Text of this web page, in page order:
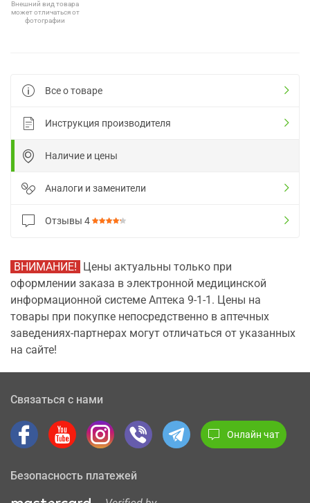
Внешний вид товара
может отличаться от
фотографии
Все о товаре
Инструкция производителя
Наличие и цены
Аналоги и заменители
Отзывы 4
ВНИМАНИЕ! Цены актуальны только при
оформлении заказа в электронной медицинской
информационной системе Аптека 9-1-1. Цены на
товары при покупке непосредственно в аптечных
заведениях-партнерах могут отличаться от указанных
на сайте!
Связаться с нами
Онлайн чат
Безопасность платежей